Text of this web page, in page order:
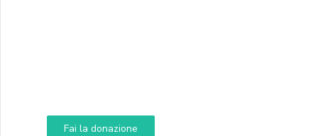
Fai la donazione